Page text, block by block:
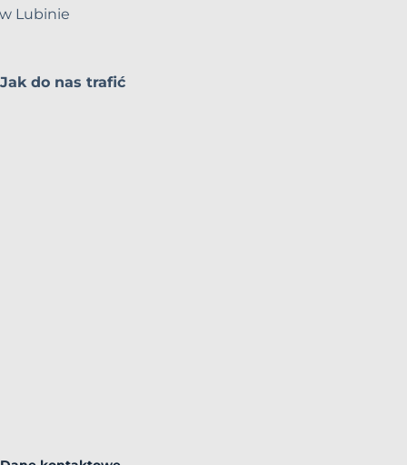
w Lubinie
Jak do nas trafić